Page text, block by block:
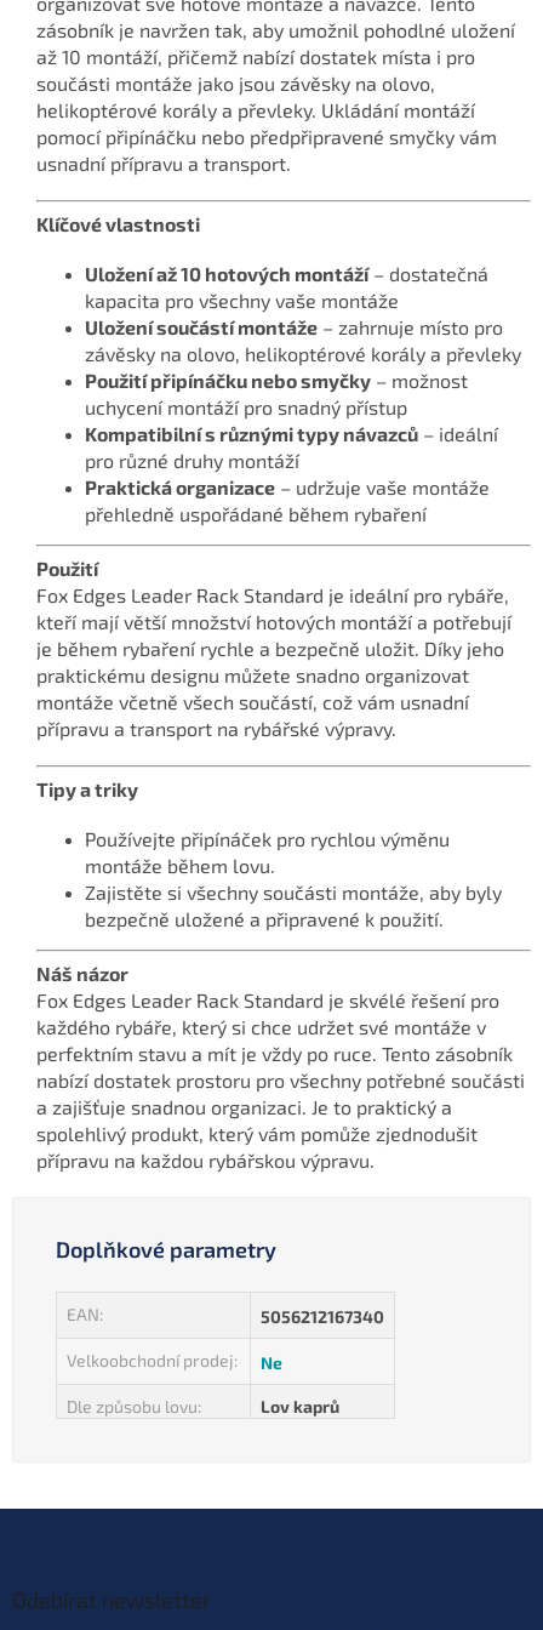
zásobník je navržen tak, aby umožnil pohodlné uložení
až 10 montáží, přičemž nabízí dostatek místa i pro
součásti montáže jako jsou závěsky na olovo,
helikoptérové korály a převleky. Ukládání montáží
pomocí připínáčku nebo předpřipravené smyčky vám
usnadní přípravu a transport.
Klíčové vlastnosti
Uložení až 10 hotových montáží– dostatečná
kapacita pro všechny vaše montáže
Uložení součástí montáže – zahrnuje místo pro
závěsky na olovo, helikoptérové korály a převleky
Použití připínáčku nebo smyčky – možnost
uchycení montáží pro snadný přístup
Kompatibilní s různými typy návazců – ideální
pro různé druhy montáží
Praktická organizace – udržuje vaše montáže
přehledně uspořádané během rybaření
Použití
Fox Edges Leader Rack Standard je ideální pro rybáře,
kteří mají větší množství hotových montáží a potřebují
je během rybaření rychle a bezpečně uložit. Díky jeho
praktickému designu můžete snadno organizovat
montáže včetně všech součástí, což vám usnadní
přípravu a transport na rybářské výpravy.
Tipy a triky
Používejte připínáček pro rychlou výměnu
montáže během lovu.
Zajistěte si všechny součásti montáže, aby byly
bezpečně uložené a připravené k použití.
Náš názor
Fox Edges Leader Rack Standard je skvélé řešení pro
každého rybáře, který si chce udržet své montáže v
perfektním stavu a mít je vždy po ruce. Tento zásobník
nabízí dostatek prostoru pro všechny potřebné součásti
a zajišťuje snadnou organizaci. Je to praktický a
spolehlivý produkt, který vám pomůže zjednodušit
přípravu na každou rybářskou výpravu.
Doplňkové parametry
EAN: 5056212167340
Velkoobchodní prodej: Ne
Dle způsobu lovu: Lov kaprů
Odebírat newsletter